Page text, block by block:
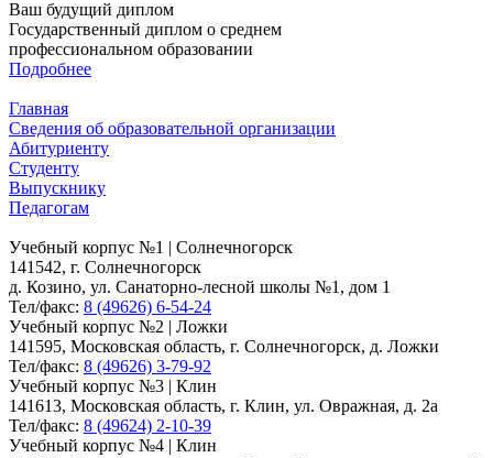
Ваш будущий диплом
Государственный диплом о среднем
профессиональном образовании
Подробнее
Главная
Сведения об образовательной организации
Абитуриенту
Студенту
Выпускнику
Педагогам
Учебный корпус №1 | Солнечногорск
141542, г. Солнечногорск
д. Козино, ул. Санаторно-лесной школы №1, дом 1
Тел/факс: 8 (49626) 6-54-24
Учебный корпус №2 | Ложки
141595, Московская область, г. Солнечногорск, д. Ложки
Тел/факс: 8 (49626) 3-79-92
Учебный корпус №3 | Клин
141613, Московская область, г. Клин, ул. Овражная, д. 2а
Тел/факс: 8 (49624) 2-10-39
Учебный корпус №4 | Клин